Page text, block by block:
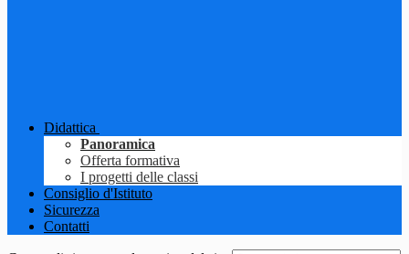
Didattica
Panoramica
Offerta formativa
I progetti delle classi
Consiglio d'Istituto
Sicurezza
Contatti